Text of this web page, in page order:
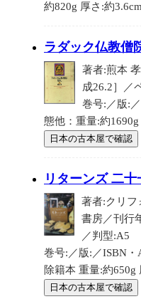
約820g 厚さ:約
ラダック仏教僧
著者:煎本
成26.2］／
巻号:／版:
態他：重量:約
日本の古本屋で確認
リターンズ 二
著者:クリフ
書房／刊行
／判型:A5
巻号:／版:／ISBN・
除籍本 重量:約650g
日本の古本屋で確認